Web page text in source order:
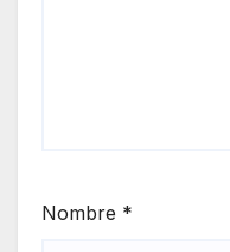
Nombre *